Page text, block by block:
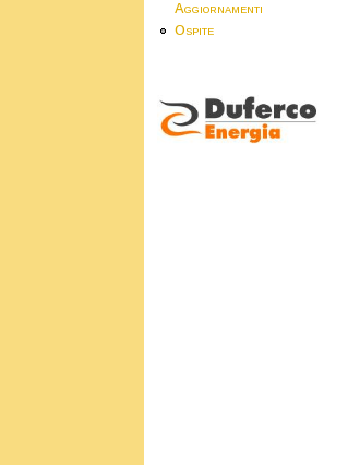
Aggiornamenti
Ospite